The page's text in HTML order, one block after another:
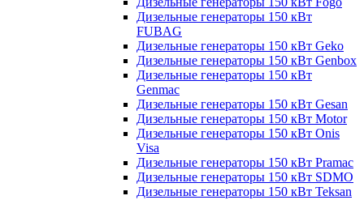
Дизельные генераторы 150 кВт
FUBAG
Дизельные генераторы 150 кВт Geko
Дизельные генераторы 150 кВт Genbox
Дизельные генераторы 150 кВт
Genmac
Дизельные генераторы 150 кВт Gesan
Дизельные генераторы 150 кВт Motor
Дизельные генераторы 150 кВт Onis
Visa
Дизельные генераторы 150 кВт Pramac
Дизельные генераторы 150 кВт SDMO
Дизельные генераторы 150 кВт Teksan